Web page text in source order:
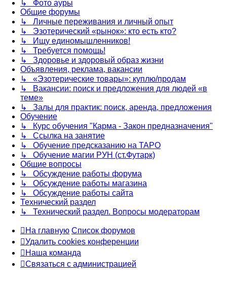
↳ Фото ауры
Общие форумы
↳ Личные переживания и личный опыт
↳ Эзотерический «рынок»: кто есть кто?
↳ Ищу единомышленников!
↳ Требуется помощь!
↳ Здоровье и здоровый образ жизни
Объявления, реклама, вакансии
↳ «Эзотерические товары»: куплю/продам
↳ Вакансии: поиск и предложения для людей «в
теме»
↳ Залы для практик: поиск, аренда, предложения
Обучение
↳ Курс обучения "Карма - Закон предназначения"
↳ Ссылка на занятие
↳ Обучение предсказанию на ТАРО
↳ Обучение магии РУН (ст.Футарк)
Общие вопросы
↳ Обсуждение работы форума
↳ Обсуждение работы магазина
↳ Обсуждение работы сайта
Технический раздел
↳ Технический раздел. Вопросы модераторам
На главную Список форумов
Удалить cookies конференции
Наша команда
Связаться с администрацией